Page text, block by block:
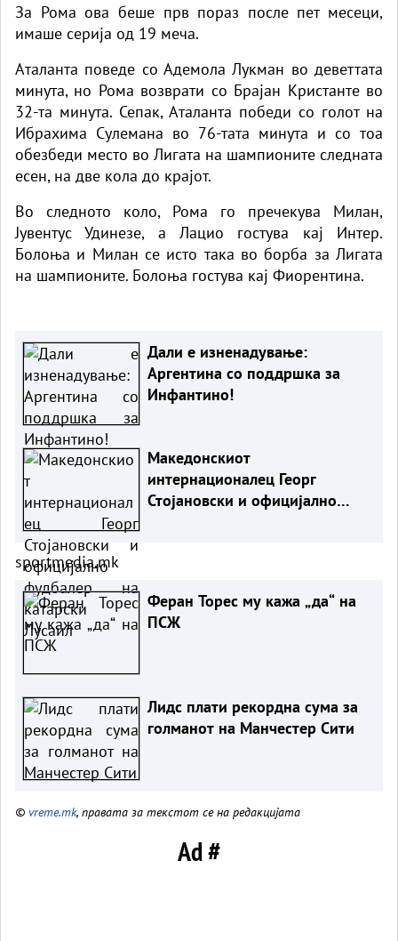
За Рома ова беше прв пораз после пет месеци,
имаше серија од 19 меча.
Аталанта поведе со Адемола Лукман во деветтата
минута, но Рома возврати со Брајан Кристанте во
32-та минута. Сепак, Аталанта победи со голот на
Ибрахима Сулемана во 76-тата минута и со тоа
обезбеди место во Лигата на шампионите следната
есен, на две кола до крајот.
Во следното коло, Рома го пречекува Милан,
Јувентус Удинезе, а Лацио гостува кај Интер.
Болоња и Милан се исто така во борба за Лигата
на шампионите. Болоња гостува кај Фиорентина.
Дали е изненадување:
Аргентина со поддршка за
Инфантино!
Македонскиот
интернационалец Георг
Стојановски и официјално
sportmedia.mk
Феран Торес му кажа „да“ на
ПСЖ
Лидс плати рекордна сума за
голманот на Манчестер Сити
© vreme.mk, правата за текстот се на редакцијата
Ad #